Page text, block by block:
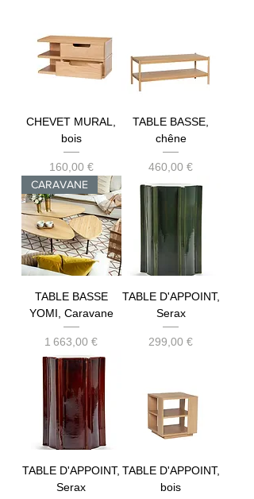
CHEVET MURAL,
bois
Prix
160,00 €
TABLE BASSE,
chêne
Prix
460,00 €
CARAVANE
TABLE BASSE
YOMI, Caravane
Prix
1 663,00 €
TABLE D'APPOINT,
Serax
Prix
299,00 €
TABLE D'APPOINT,
Serax
TABLE D'APPOINT,
bois